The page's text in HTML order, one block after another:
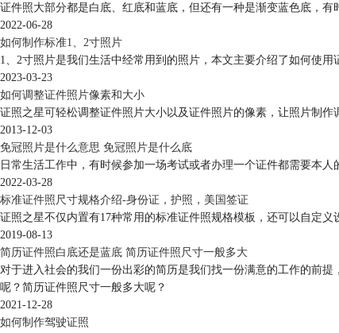
证件照大部分都是白底、红底和蓝底，但还有一种是渐变蓝色底，
2022-06-28
如何制作标准1、2寸照片
1、2寸照片是我们生活中经常用到的照片，本文主要介绍了如何使
2023-03-23
如何调整证件照片像素和大小
证照之星可轻松调整证件照片大小以及证件照片的像素，让照片制作
2013-12-03
免冠照片是什么意思 免冠照片是什么底
日常生活工作中，有时候参加一场考试或者办理一个证件都需要本
2022-03-28
标准证件照尺寸规格介绍-身份证，护照，美国签证
证照之星不仅内置有17种常用的标准证件照规格模板，还可以自定
2019-08-13
简历证件照白底还是蓝底 简历证件照尺寸一般多大
对于进入社会的我们一份出彩的简历是我们找一份满意的工作的前
呢？简历证件照尺寸一般多大呢？
2021-12-28
如何制作驾驶证照